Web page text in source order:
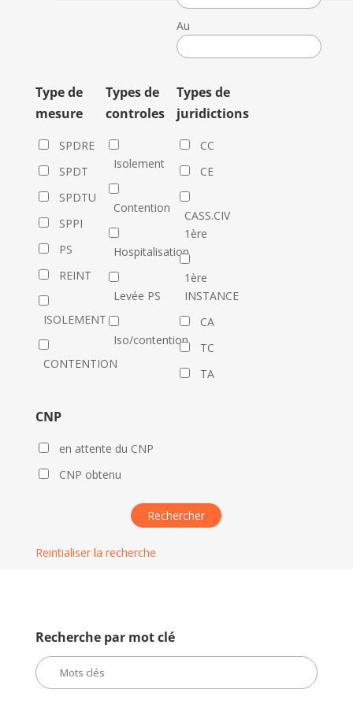
de
la
décision
Au
Date
de
décision
Type de
mesure
SPDRE
SPDT
SPDTU
SPPI
PS
REINT
ISOLEMENT
CONTENTION
Types de
controles
Isolement
Contention
Hospitalisation
Levée PS
Iso/contention
Types de
juridictions
CC
CE
CASS.CIV
1ère
1ère
INSTANCE
CA
TC
TA
CNP
en attente du CNP
CNP obtenu
Reintialiser la recherche
Recherche par mot clé